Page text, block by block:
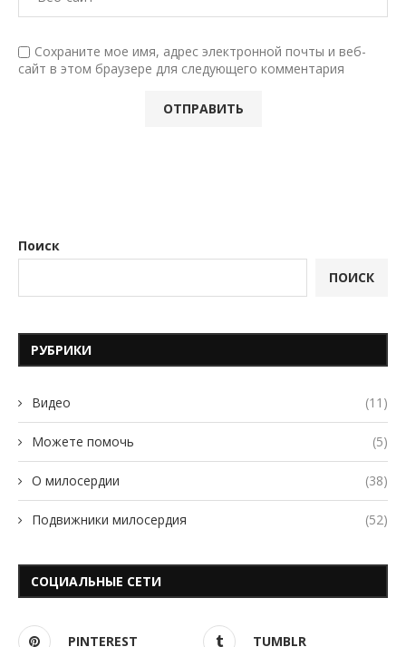
Сохраните мое имя, адрес электронной почты и веб-
сайт в этом браузере для следующего комментария
Поиск
ПОИСК
РУБРИКИ
Видео (11)
Можете помочь (5)
О милосердии (38)
Подвижники милосердия (52)
СОЦИАЛЬНЫЕ СЕТИ
PINTEREST TUMBLR